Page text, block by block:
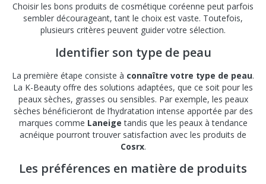
Choisir les bons produits de cosmétique coréenne peut parfois
sembler décourageant, tant le choix est vaste. Toutefois,
plusieurs critères peuvent guider votre sélection.
Identifier son type de peau
La première étape consiste à connaître votre type de peau.
La K-Beauty offre des solutions adaptées, que ce soit pour les
peaux sèches, grasses ou sensibles. Par exemple, les peaux
sèches bénéficieront de l’hydratation intense apportée par des
marques comme Laneige tandis que les peaux à tendance
acnéique pourront trouver satisfaction avec les produits de
Cosrx.
Les préférences en matière de produits